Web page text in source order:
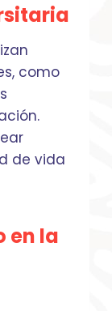
como
de vida
en la